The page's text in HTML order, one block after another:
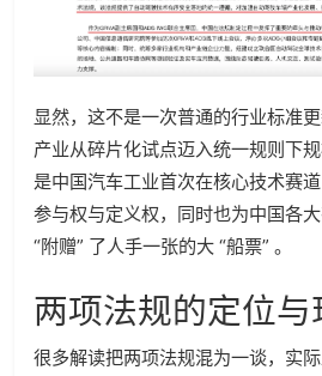
显然，这不是一次普通的行业标准
产业从碎片化试点迈入统一规则下
是中国汽车工业首次在核心技术赛
参与权与定义权，同时也为中国各
“附赠” 了人手一张的大 “船票” 。
两项法规的定位与
很多解读把两项法规混为一谈，实际